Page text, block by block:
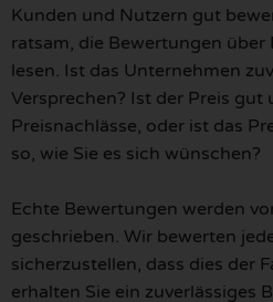
Kunden und Nutzern gut
ratsam, die Bewertungen über
lesen. Ist das Unternehmen
Versprechen? Ist der Preis gut
Preisnachlässe, oder ist das
so, wie Sie es sich wünschen?
Echte Bewertungen werden
geschrieben. Wir bewerten
sicherzustellen, dass dies der
erhalten Sie ein zuverlässiges